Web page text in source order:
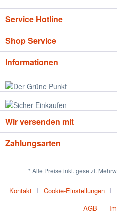
Service Hotline
Shop Service
Informationen
Wir versenden mit
Zahlungsarten
* Alle Preise inkl. gesetzl.
Kontakt Cookie-Einstellungen
AGB